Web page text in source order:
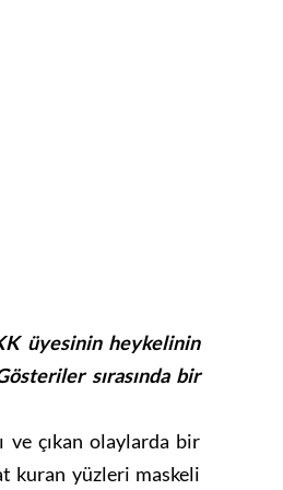
üyesinin heykelinin
sırasında bir
ve çıkan olaylarda bir
kuran yüzleri maskeli